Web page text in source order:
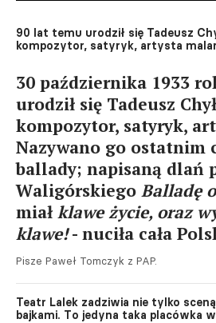
90 lat temu urodził się Tadeusz
kompozytor, satyryk, artysta
30 października 1933
urodził się Tadeusz
kompozytor, satyryk,
Nazywano go ostatnim
ballady; napisaną dlań
Waligórskiego Balladę
miał klawe życie, oraz
klawe!- nuciła cała
Pisze Paweł Tomczyk z PAP.
Teatr Lalek zadziwia nie tylko
bajkami. To jedyna taka placówka